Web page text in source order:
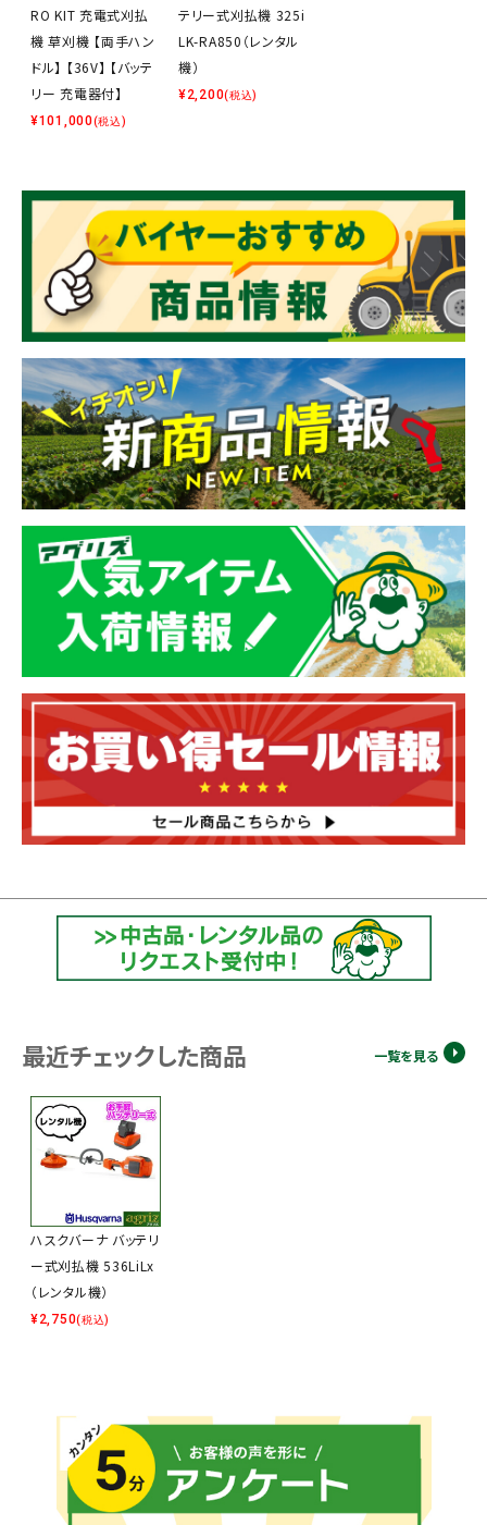
RO KIT 充電式刈払
機 草刈機 【両手ハン
ドル】 【36V】 【バッテ
リー 充電器付】
¥101,000(税込)
テリー式刈払機 325i
LK-RA850（レンタル
機）
¥2,200(税込)
最近チェックした商品 一覧を見る
ハスクバーナ バッテリ
ー式刈払機 536LiLx
（レンタル機）
¥2,750(税込)